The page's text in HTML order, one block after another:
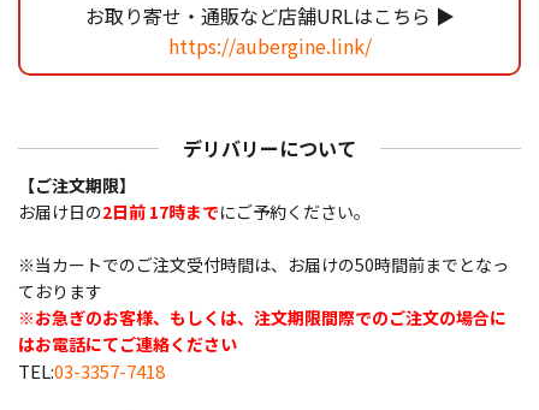
ス
お取り寄せ・通販など店舗URLはこちら ▶
https://aubergine.link/
デリバリーについて
【ご注文期限】
お届け日の2日前 17時までにご予約ください。
※当カートでのご注文受付時間は、お届けの50時間前までとなっ
ております
※お急ぎのお客様、もしくは、注文期限間際でのご注文の場合に
はお電話にてご連絡ください
TEL:03-3357-7418